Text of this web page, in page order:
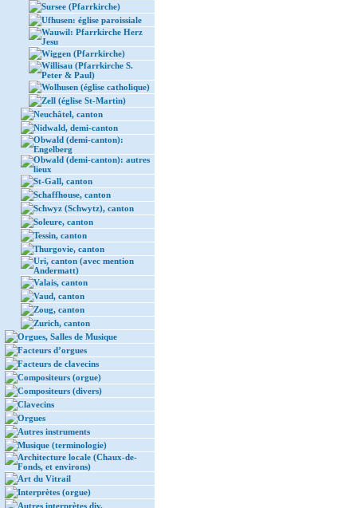
Sursee (Pfarrkirche)
Ufhusen: église paroissiale
Wauwil: Pfarrkirche Herz
Jesu
Wiggen (Pfarrkirche)
Willisau (Pfarrkirche S.
Peter & Paul)
Wolhusen (église catholique)
Zell (église St-Martin)
Neuchâtel, canton
Nidwald, demi-canton
Obwald (demi-canton):
Engelberg
Obwald (demi-canton): autres
lieux
St-Gall, canton
Schaffhouse, canton
Schwyz (Schwytz), canton
Soleure, canton
Tessin, canton
Thurgovie, canton
Uri, canton (avec mention
Andermatt)
Valais, canton
Vaud, canton
Zoug, canton
Zurich, canton
Orgues, Salles de Musique
Facteurs d’orgues
Facteurs de clavecins
Compositeurs (orgue)
Compositeurs (divers)
Clavecins
Orgues
Autres instruments
Musique (terminologie)
Architecture locale (Chaux-de-
Fonds, et environs)
Art du Vitrail
Interprètes (orgue)
Autres interprètes div.